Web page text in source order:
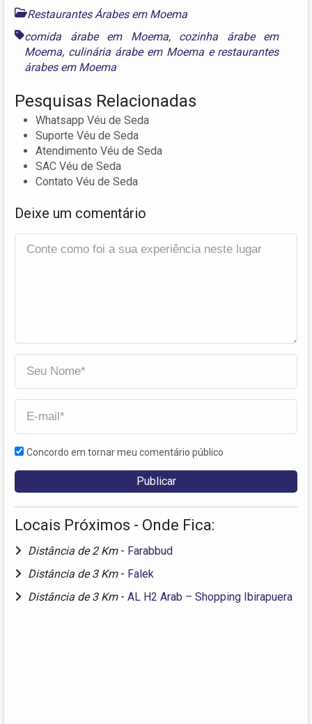
Restaurantes Árabes em Moema
comida árabe em Moema, cozinha árabe em
Moema, culinária árabe em Moemae restaurantes
árabes em Moema
Pesquisas Relacionadas
Whatsapp Véu de Seda
Suporte Véu de Seda
Atendimento Véu de Seda
SAC Véu de Seda
Contato Véu de Seda
Deixe um comentário
Concordo em tornar meu comentário público
Locais Próximos - Onde Fica:
Distância de 2 Km - Farabbud
Distância de 3 Km - Falek
Distância de 3 Km - AL H2 Arab – Shopping Ibirapuera